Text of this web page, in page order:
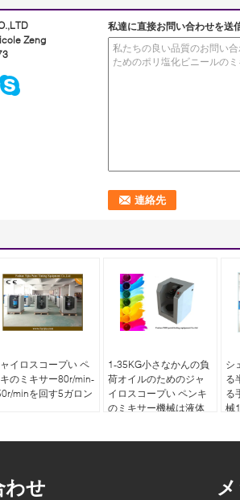
Zeng
私達に直接お問い合わせを送
イロスコープい ペ
のミキサー80r/min-
minを回す5ガロン
1-35KG小さなかんの負
荷オイルのためのジャ
イロスコープい ペンキ
のミキサー機械は液体
シ
る
る
械
わせ